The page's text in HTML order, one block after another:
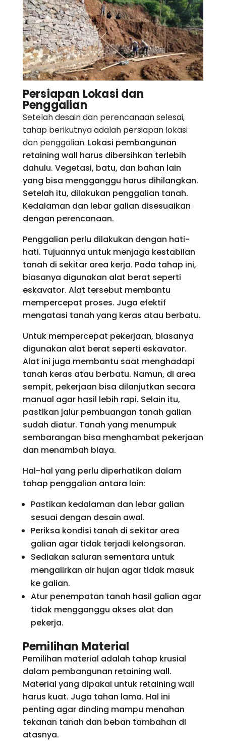
Persiapan Lokasi dan
Penggalian
Setelah desain dan perencanaan selesai,
tahap berikutnya adalah persiapan lokasi
dan penggalian. Lokasi pembangunan
retaining wall harus dibersihkan terlebih
dahulu. Vegetasi, batu, dan bahan lain
yang bisa mengganggu harus dihilangkan.
Setelah itu, dilakukan penggalian tanah.
Kedalaman dan lebar galian disesuaikan
dengan perencanaan.
Penggalian perlu dilakukan dengan hati-
hati. Tujuannya untuk menjaga kestabilan
tanah di sekitar area kerja. Pada tahap ini,
biasanya digunakan alat berat seperti
eskavator. Alat tersebut membantu
mempercepat proses. Juga efektif
mengatasi tanah yang keras atau berbatu.
Untuk mempercepat pekerjaan, biasanya
digunakan alat berat seperti eskavator.
Alat ini juga membantu saat menghadapi
tanah keras atau berbatu. Namun, di area
sempit, pekerjaan bisa dilanjutkan secara
manual agar hasil lebih rapi. Selain itu,
pastikan jalur pembuangan tanah galian
sudah diatur. Tanah yang menumpuk
sembarangan bisa menghambat pekerjaan
dan menambah biaya.
Hal-hal yang perlu diperhatikan dalam
tahap penggalian antara lain:
Pastikan kedalaman dan lebar galian
sesuai dengan desain awal.
Periksa kondisi tanah di sekitar area
galian agar tidak terjadi kelongsoran.
Sediakan saluran sementara untuk
mengalirkan air hujan agar tidak masuk
ke galian.
Atur penempatan tanah hasil galian agar
tidak mengganggu akses alat dan
pekerja.
Pemilihan Material
Pemilihan material adalah tahap krusial
dalam pembangunan retaining wall.
Material yang dipakai untuk retaining wall
harus kuat. Juga tahan lama. Hal ini
penting agar dinding mampu menahan
tekanan tanah dan beban tambahan di
atasnya.